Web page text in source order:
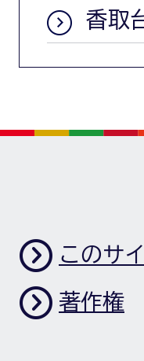
香取
このサ
著作権